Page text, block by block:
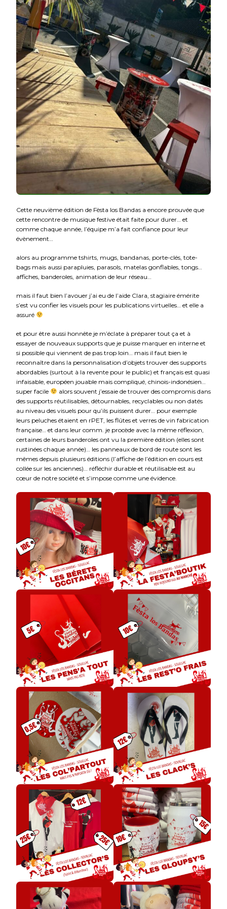
Cette neuvième édition de Fèsta los Bandas a encore prouvée que
cette rencontre de musique festive était faite pour durer… et
comme chaque année, l’équipe m’a fait confiance pour leur
évènement…
alors au programme tshirts, mugs, bandanas, porte-clés, tote-
bags mais aussi parapluies, parasols, matelas gonflables, tongs…
affiches, banderoles, animation de leur réseau…
mais il faut bien l’avouer j’ai eu de l’aide Clara, stagiaire émérite
s’est vu confier les visuels pour les publications virtuelles… et elle a
assuré
et pour être aussi honnête je m’éclate à préparer tout ça et à
essayer de nouveaux supports que je puisse marquer en interne et
si possible qui viennent de pas trop loin… mais il faut bien le
reconnaître dans la personnalisation d’objets trouver des supports
abordables (surtout à la revente pour le public) et français est quasi
infaisable, européen jouable mais compliqué, chinois-indonésien…
super facile
alors souvent j’essaie de trouver des compromis dans
des supports réutilisables, détournables, recyclables ou non datés
au niveau des visuels pour qu’ils puissent durer… pour exemple
leurs peluches étaient en rPET, les flûtes et verres de vin fabrication
française… et dans leur comm. je procède avec la même réflexion,
certaines de leurs banderoles ont vu la première édition (elles sont
rustinées chaque année)… les panneaux de bord de route sont les
mêmes depuis plusieurs éditions (l’affiche de l’édition en cours est
collée sur les anciennes)… réfléchir durable et réutilisable est au
cœur de notre société et s’impose comme une évidence.